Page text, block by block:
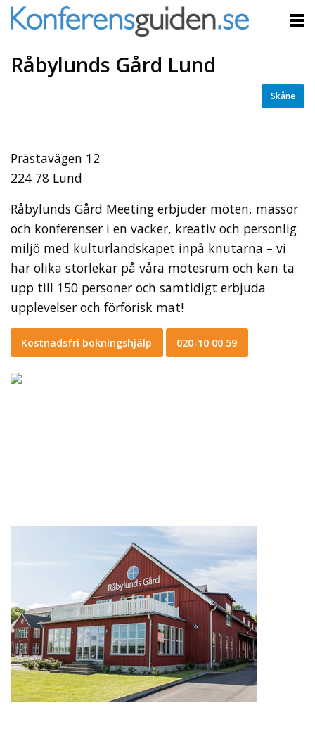
Råbylunds Gård Lund
Skåne
Prästavägen 12
224 78 Lund
Råbylunds Gård Meeting erbjuder möten, mässor
och konferenser i en vacker, kreativ och personlig
miljö med kulturlandskapet inpå knutarna – vi
har olika storlekar på våra mötesrum och kan ta
upp till 150 personer och samtidigt erbjuda
upplevelser och förförisk mat!
Kostnadsfri bokningshjälp 020-10 00 59